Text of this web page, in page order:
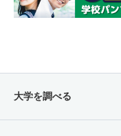
大学を調べる